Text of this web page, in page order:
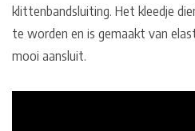
klittenbandsluiting. Het kleedje
te worden en is gemaakt van
mooi aansluit.